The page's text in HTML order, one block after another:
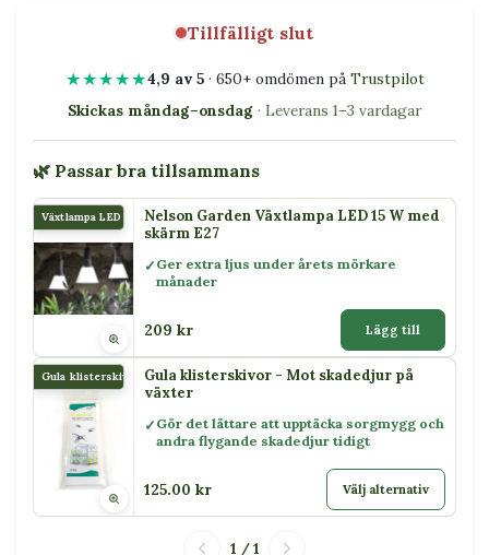
Tillfälligt slut
★★★★★4,9 av 5· 650+ omdömen på Trustpilot
Skickas måndag–onsdag · Leverans 1–3 vardagar
🌿 Passar bra tillsammans
Växtlampa LED 15 WNelson Garden Växtlampa LED 15 W med
skärm E27
Ger extra ljus under årets mörkare
månader
209 kr Lägg till
Gula klisterskivor
Gula klisterskivor - Mot skadedjur på
växter
Gör det lättare att upptäcka sorgmygg och
andra flygande skadedjur tidigt
125.00 kr Välj alternativ
1 / 1